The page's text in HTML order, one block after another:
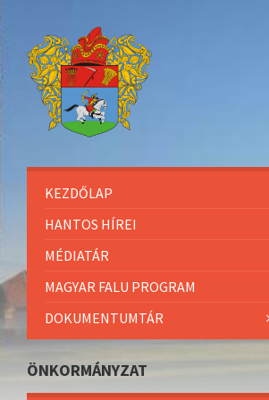
KEZDŐLAP
HANTOS HÍREI
MÉDIATÁR
MAGYAR FALU PROGRAM
DOKUMENTUMTÁR
ÖNKORMÁNYZAT